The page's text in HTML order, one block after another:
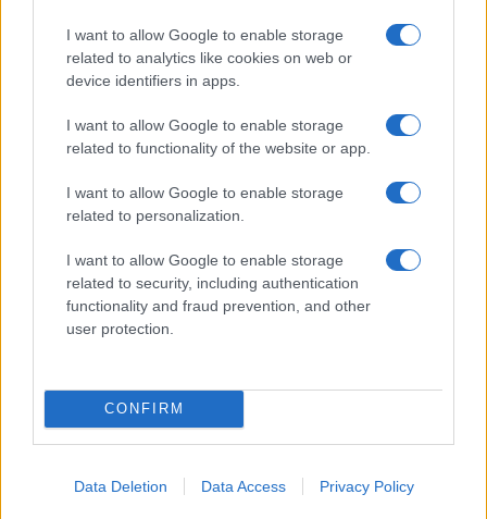
I want to allow Google to enable storage
related to analytics like cookies on web or
device identifiers in apps.
I want to allow Google to enable storage
related to functionality of the website or app.
I want to allow Google to enable storage
related to personalization.
I want to allow Google to enable storage
related to security, including authentication
functionality and fraud prevention, and other
user protection.
CONFIRM
Data Deletion Data Access Privacy Policy
slider1
Articol anterior
Au început înscrierile pentru
Roca Camp 2025 –
programul Rocanotherworld
Următorul articol
Scena Galaxy de la ediția
2025 a festivalului Untold
printre artiștii de top incluși în